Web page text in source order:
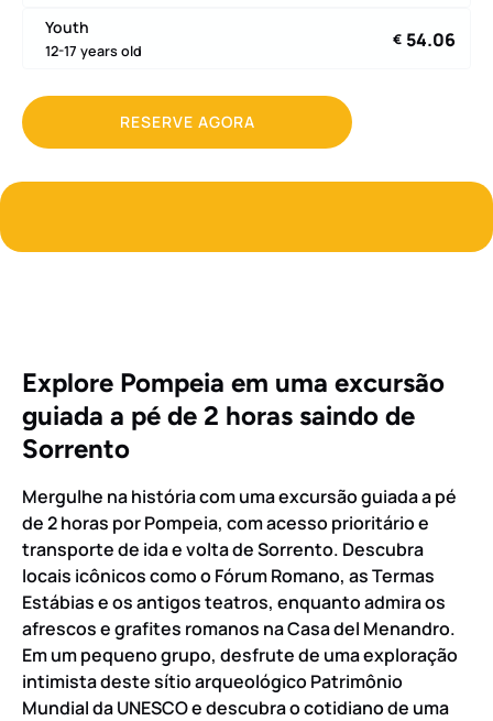
Youth
12-17 years old
€ 54.06
RESERVE AGORA
Explore Pompeia em uma excursão
guiada a pé de 2 horas saindo de
Sorrento
Mergulhe na história com uma excursão guiada a pé
de 2 horas por Pompeia, com acesso prioritário e
transporte de ida e volta de Sorrento. Descubra
locais icônicos como o Fórum Romano, as Termas
Estábias e os antigos teatros, enquanto admira os
afrescos e grafites romanos na Casa del Menandro.
Em um pequeno grupo, desfrute de uma exploração
intimista deste sítio arqueológico Patrimônio
Mundial da UNESCO e descubra o cotidiano de uma